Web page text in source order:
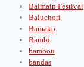
Balmain Festival
Baluchori
Bamako
Bambi
bambou
bandas